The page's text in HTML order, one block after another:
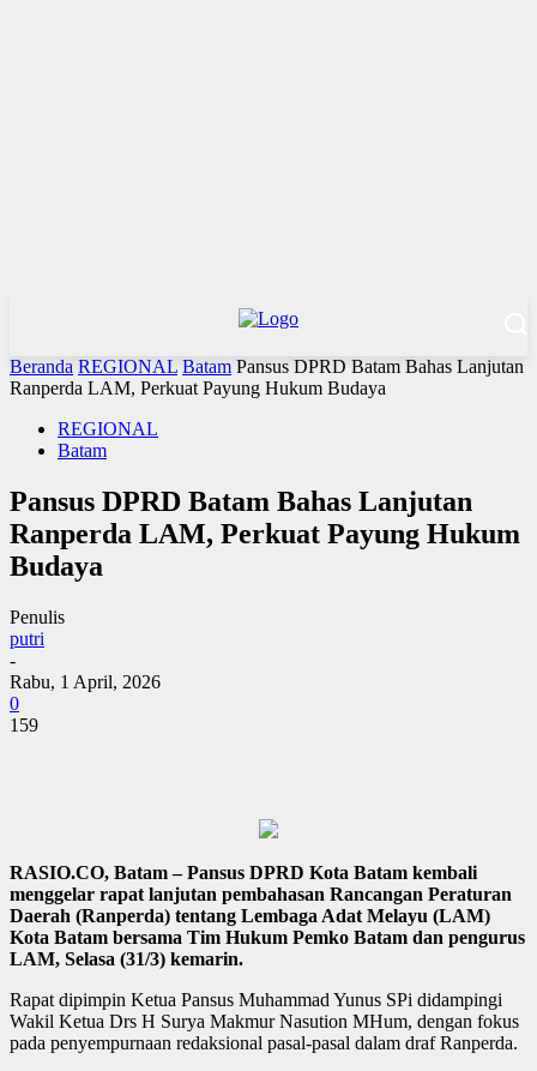
Beranda REGIONAL Batam Pansus DPRD Batam Bahas Lanjutan
Ranperda LAM, Perkuat Payung Hukum Budaya
REGIONAL
Batam
Pansus DPRD Batam Bahas Lanjutan
Ranperda LAM, Perkuat Payung Hukum
Budaya
Penulis
putri
-
Rabu, 1 April, 2026
0
159
RASIO.CO, Batam – Pansus DPRD Kota Batam kembali
menggelar rapat lanjutan pembahasan Rancangan Peraturan
Daerah (Ranperda) tentang Lembaga Adat Melayu (LAM)
Kota Batam bersama Tim Hukum Pemko Batam dan pengurus
LAM, Selasa (31/3) kemarin.
Rapat dipimpin Ketua Pansus Muhammad Yunus SPi didampingi
Wakil Ketua Drs H Surya Makmur Nasution MHum, dengan fokus
pada penyempurnaan redaksional pasal-pasal dalam draf Ranperda.